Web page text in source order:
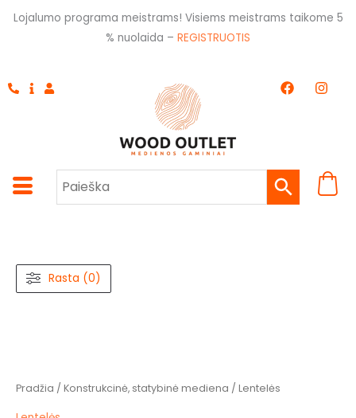
Pereiti
Lojalumo programa meistrams! Visiems meistrams taikome 5
% nuolaida – REGISTRUOTIS
F
a
k
I
n
a
m
Rasta (0)
Pradžia / Konstrukcinė, statybinė mediena / Lentelės